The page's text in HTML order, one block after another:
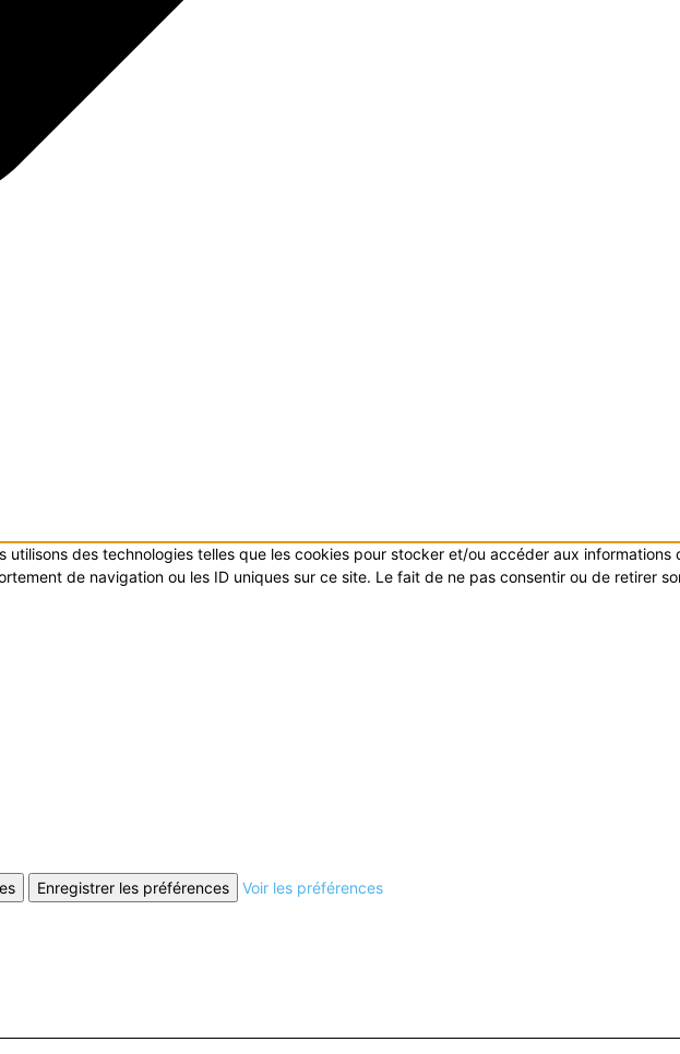
utilisons des technologies telles que les cookies pour stocker et/ou accéder aux
de navigation ou les ID uniques sur ce site. Le fait de ne pas consentir ou de retirer
Enregistrer les préférences Voir les préférences